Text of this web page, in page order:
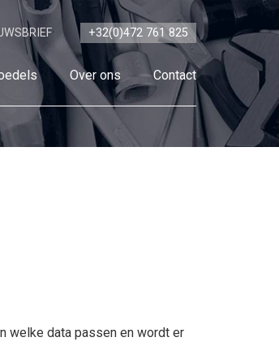
+32(0)472 761 825
Over ons Contact
welke data passen en wordt er